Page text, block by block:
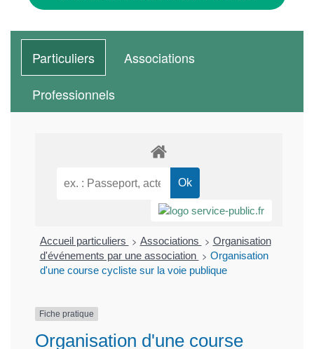
Particuliers
Associations
Professionnels
Accueil particuliers > Associations > Organisation
d'événements par une association > Organisation
d'une course cycliste sur la voie publique
Fiche pratique
Organisation d'une course